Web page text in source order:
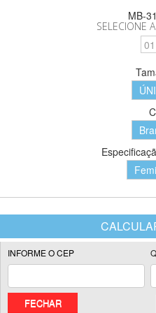
MB-
SELECIONE
FECHAR